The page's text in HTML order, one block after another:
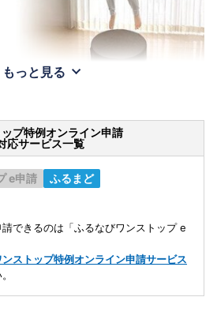
もっと見る
プ特例オンライン申請
応サービス一覧
e申請
ふるまど
できるのは「ふるなびワンストップ e
ンストップ特例オンライン申請サービス